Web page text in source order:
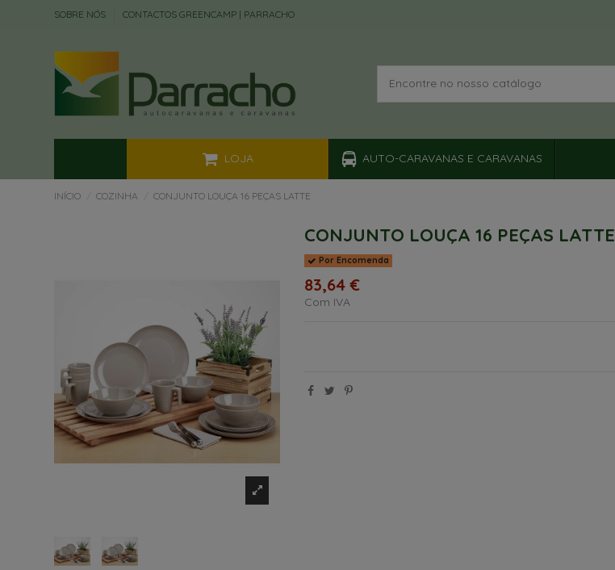
SOBRE NÓS CONTACTOS GREENCAMP | PARRACHO
LOJA AUTO-CARAVANAS E CARAVANAS
INÍCIO COZINHA CONJUNTO LOUÇA 16 PEÇAS LATTE
CONJUNTO LOUÇA 16 PEÇAS LATTE
Por Encomenda
83,64 €
Com IVA